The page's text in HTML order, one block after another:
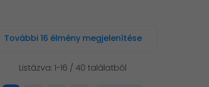
További 16 élmény megjelenítése
Listázva: 1-16 / 40 találatból